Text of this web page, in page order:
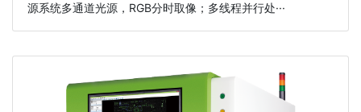
源系统多通道光源，RGB分时取像；多线程并行处···